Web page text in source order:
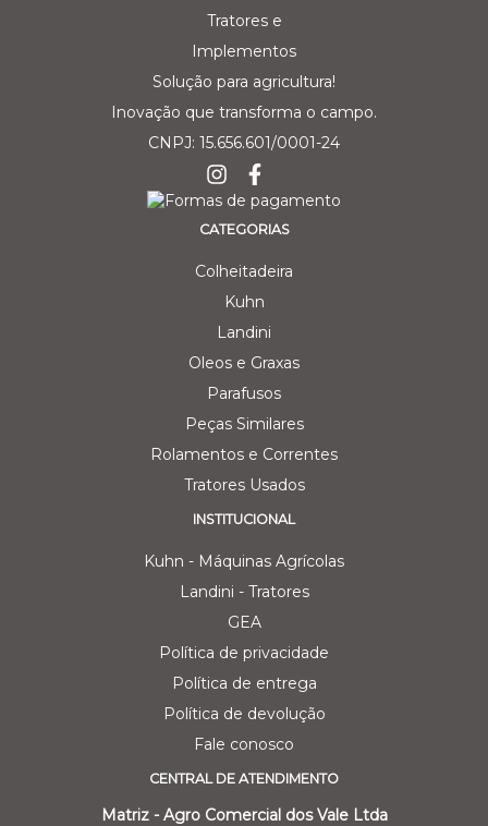
Solução para agricultura!
Inovação que transforma o campo.
CNPJ: 15.656.601/0001-24
CATEGORIAS
Colheitadeira
Kuhn
Landini
Oleos e Graxas
Parafusos
Peças Similares
Rolamentos e Correntes
Tratores Usados
INSTITUCIONAL
Kuhn - Máquinas Agrícolas
Landini - Tratores
GEA
Política de privacidade
Política de entrega
Política de devolução
Fale conosco
CENTRAL DE ATENDIMENTO
Matriz - Agro Comercial dos Vale Ltda